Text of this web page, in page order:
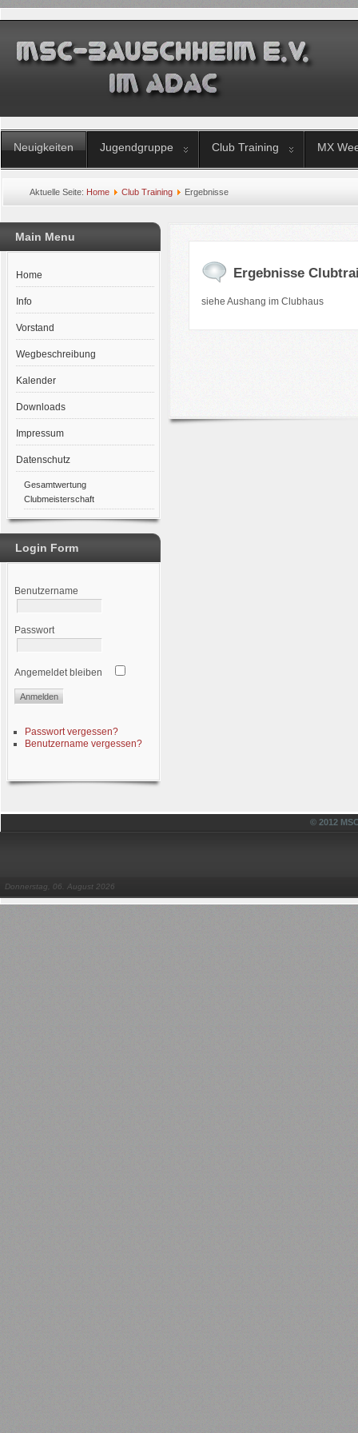
Neuigkeiten Jugendgruppe Club Training MX
Aktuelle Seite: Home Club Training Ergebnisse
Main Menu
Home
Info
Vorstand
Wegbeschreibung
Kalender
Downloads
Impressum
Datenschutz
Gesamtwertung
Clubmeisterschaft
Login Form
Benutzername
Passwort
Angemeldet bleiben
Passwort vergessen?
Benutzername vergessen?
Ergebnisse
siehe Aushang im Clubhaus
© 2012
Donnerstag, 06. August 2026